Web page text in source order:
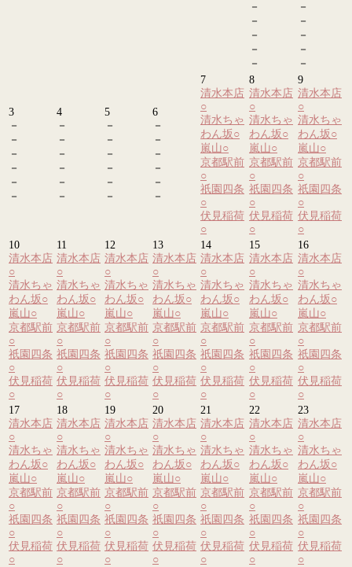
－
－
－
－
－
－
－
－
－
－
3
－
－
－
－
－
－
4
－
－
－
－
－
－
5
－
－
－
－
－
－
6
－
－
－
－
－
－
7
清水本店
○
清水ちゃ
わん坂○
嵐山○
京都駅前
○
祇園四条
○
伏見稲荷
○
8
清水本店
○
清水ちゃ
わん坂○
嵐山○
京都駅前
○
祇園四条
○
伏見稲荷
○
9
清水本店
○
清水ちゃ
わん坂○
嵐山○
京都駅前
○
祇園四条
○
伏見稲荷
○
10
清水本店
○
清水ちゃ
わん坂○
嵐山○
京都駅前
○
祇園四条
○
伏見稲荷
○
11
清水本店
○
清水ちゃ
わん坂○
嵐山○
京都駅前
○
祇園四条
○
伏見稲荷
○
12
清水本店
○
清水ちゃ
わん坂○
嵐山○
京都駅前
○
祇園四条
○
伏見稲荷
○
13
清水本店
○
清水ちゃ
わん坂○
嵐山○
京都駅前
○
祇園四条
○
伏見稲荷
○
14
清水本店
○
清水ちゃ
わん坂○
嵐山○
京都駅前
○
祇園四条
○
伏見稲荷
○
15
清水本店
○
清水ちゃ
わん坂○
嵐山○
京都駅前
○
祇園四条
○
伏見稲荷
○
16
清水本店
○
清水ちゃ
わん坂○
嵐山○
京都駅前
○
祇園四条
○
伏見稲荷
○
17
清水本店
○
清水ちゃ
わん坂○
嵐山○
京都駅前
○
祇園四条
○
伏見稲荷
○
18
清水本店
○
清水ちゃ
わん坂○
嵐山○
京都駅前
○
祇園四条
○
伏見稲荷
○
19
清水本店
○
清水ちゃ
わん坂○
嵐山○
京都駅前
○
祇園四条
○
伏見稲荷
○
20
清水本店
○
清水ちゃ
わん坂○
嵐山○
京都駅前
○
祇園四条
○
伏見稲荷
○
21
清水本店
○
清水ちゃ
わん坂○
嵐山○
京都駅前
○
祇園四条
○
伏見稲荷
○
22
清水本店
○
清水ちゃ
わん坂○
嵐山○
京都駅前
○
祇園四条
○
伏見稲荷
○
23
清水本店
○
清水ちゃ
わん坂○
嵐山○
京都駅前
○
祇園四条
○
伏見稲荷
○